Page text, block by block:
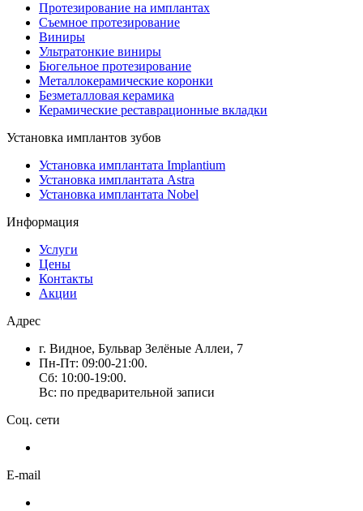
Протезирование на имплантах
Съемное протезирование
Виниры
Ультратонкие виниры
Бюгельное протезирование
Металлокерамические коронки
Безметалловая керамика
Керамические реставрационные вкладки
Установка имплантов зубов
Установка имплантата Implantium
Установка имплантата Astra
Установка имплантата Nobel
Информация
Услуги
Цены
Контакты
Акции
Адрес
г. Видное, Бульвар Зелёные Аллеи, 7
Пн-Пт: 09:00-21:00.
Сб: 10:00-19:00.
Вс: по предварительной записи
Соц. сети
E-mail